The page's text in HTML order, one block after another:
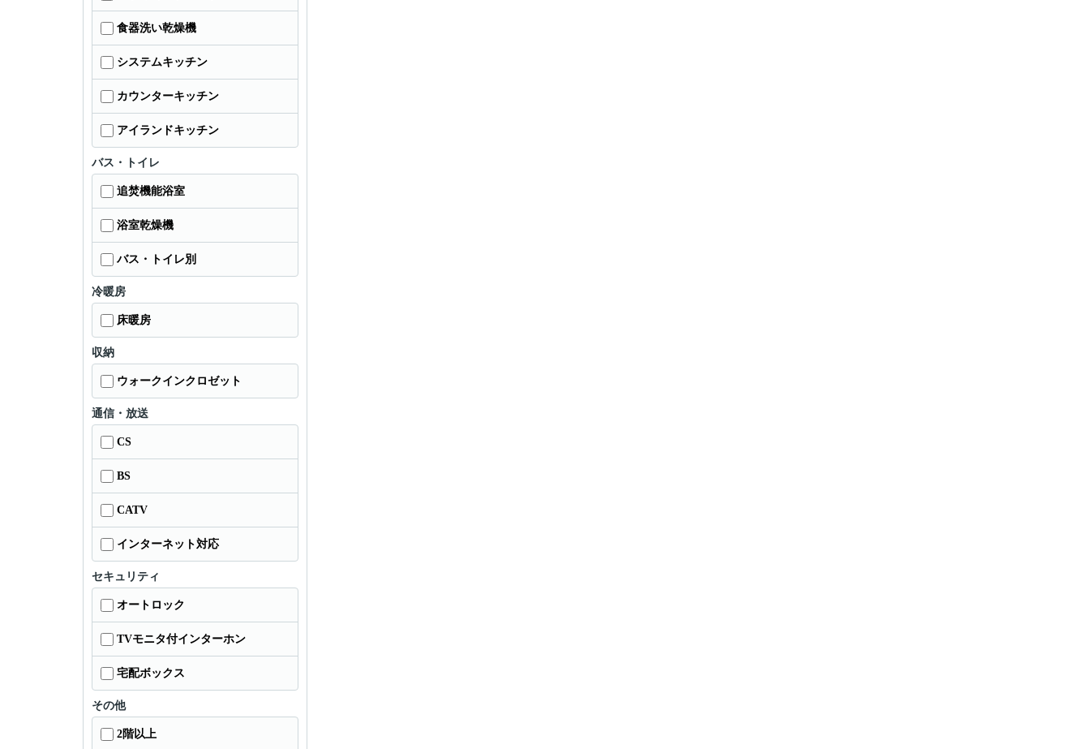
食器洗い乾燥機
システムキッチン
カウンターキッチン
アイランドキッチン
バス・トイレ
追焚機能浴室
浴室乾燥機
バス・トイレ別
冷暖房
床暖房
収納
ウォークインクロゼット
通信・放送
CS
BS
CATV
インターネット対応
セキュリティ
オートロック
TVモニタ付インターホン
宅配ボックス
その他
2階以上